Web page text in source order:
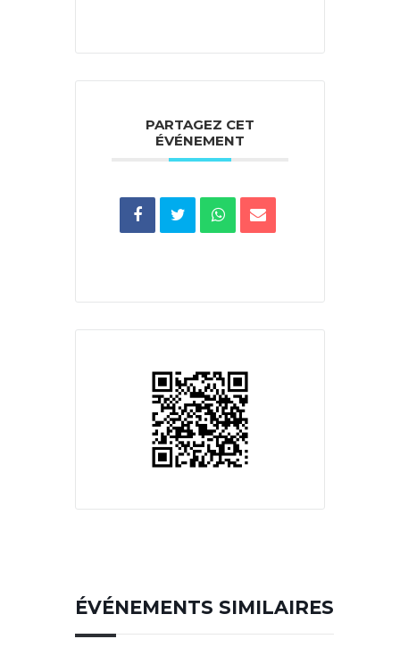
PARTAGEZ CET
ÉVÉNEMENT
ÉVÉNEMENTS SIMILAIRES